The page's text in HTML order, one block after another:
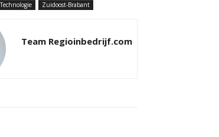
Technologie Zuidoost-Brabant
Team Regioinbedrijf.com